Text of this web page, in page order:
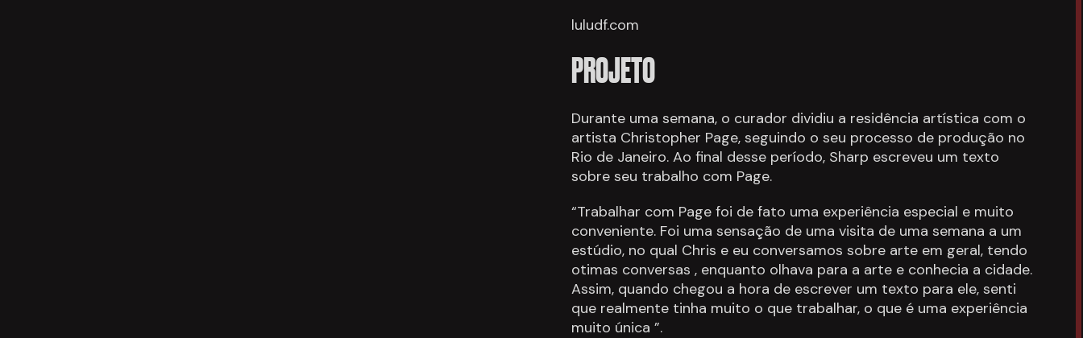
luludf.com
PROJETO
Durante uma semana, o curador dividiu a residência artística com o
artista Christopher Page, seguindo o seu processo de produção no
Rio de Janeiro. Ao final desse período, Sharp escreveu um texto
sobre seu trabalho com Page.
“Trabalhar com Page foi de fato uma experiência especial e muito
conveniente. Foi uma sensação de uma visita de uma semana a um
estúdio, no qual Chris e eu conversamos sobre arte em geral, tendo
otimas conversas , enquanto olhava para a arte e conhecia a cidade.
Assim, quando chegou a hora de escrever um texto para ele, senti
que realmente tinha muito o que trabalhar, o que é uma experiência
muito única ”.